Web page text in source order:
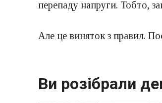
перепаду напруги. Тобто,
Але це виняток з правил.
Ви розібрали